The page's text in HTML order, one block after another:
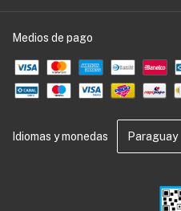
Medios de pago
Idiomas y monedas